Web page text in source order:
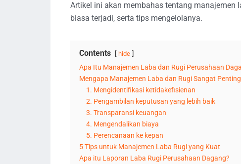
Artikel ini akan membahas tentang manajemen
biasa terjadi, serta tips mengelolanya.
Contents hide
Apa Itu Manajemen Laba dan Rugi Perusahaan
Mengapa Manajemen Laba dan Rugi Sangat
1. Mengidentifikasi ketidakefisienan
2. Pengambilan keputusan yang lebih baik
3. Transparansi keuangan
4. Mengendalikan biaya
5. Perencanaan ke kepan
5 Tips untuk Manajemen Laba Rugi yang Kuat
Apa itu Laporan Laba Rugi Perusahaan Dagang?